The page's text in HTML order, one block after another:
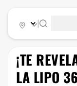
¡TE
LA LIPO